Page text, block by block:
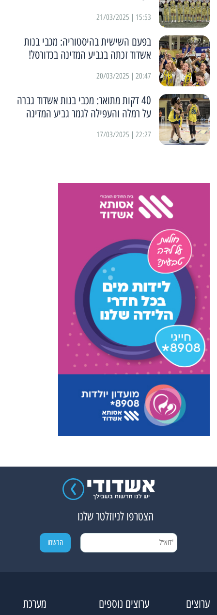
15:53 | 21/03/2025
בפעם השישית בהיסטוריה: מכבי בנות
אשדוד זכתה בגביע המדינה בכדורסל!
20:47 | 20/03/2025
40 דקות מתואר: מכבי בנות אשדוד גברה
על רמלה והעפילה לגמר גביע המדינה
22:27 | 17/03/2025
הצטרפו לניוזלטר שלנו
ערוצים ערוצים נוספים מערכת